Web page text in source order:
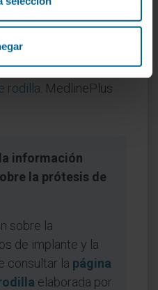
médica en
de Medicina de EE.
rodilla . MedlinePlus
información
la prótesis de
sobre la
de implante y la
consultar la página
elaborada por